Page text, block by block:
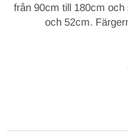
från 90cm till 180cm
och 52cm.